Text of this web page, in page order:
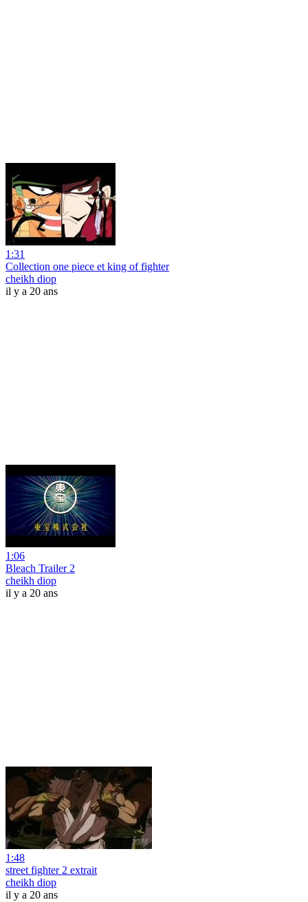
1:31
Collection one piece et king of fighter
cheikh diop
il y a 20 ans
1:06
Bleach Trailer 2
cheikh diop
il y a 20 ans
1:48
street fighter 2 extrait
cheikh diop
il y a 20 ans